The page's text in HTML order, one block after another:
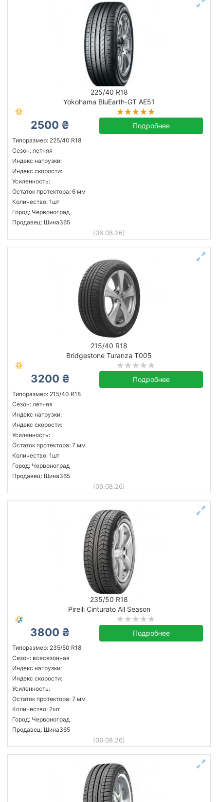
225/40 R18
Yokohama BluEarth-GT AE51
2500 ₴ Подробнее
Типоразмер: 225/40 R18
Сезон: летняя
Индекс нагрузки:
Индекс скорости:
Усиленность:
Остаток протектора: 6 мм
Количество: 1шт
Город: Червоноград
Продавец: Шина365
(06.08.26)
215/40 R18
Bridgestone Turanza T005
3200 ₴ Подробнее
Типоразмер: 215/40 R18
Сезон: летняя
Индекс нагрузки:
Индекс скорости:
Усиленность:
Остаток протектора: 7 мм
Количество: 1шт
Город: Червоноград
Продавец: Шина365
(06.08.26)
235/50 R18
Pirelli Cinturato All Season
3800 ₴ Подробнее
Типоразмер: 235/50 R18
Сезон: всесезонная
Индекс нагрузки:
Индекс скорости:
Усиленность:
Остаток протектора: 7 мм
Количество: 2шт
Город: Червоноград
Продавец: Шина365
(06.08.26)